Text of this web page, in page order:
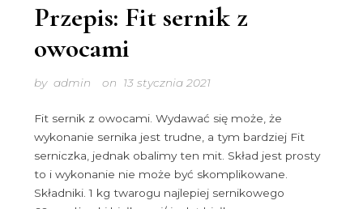
Przepis: Fit sernik z
owocami
by admin on 13 stycznia 2021
Fit sernik z owocami. Wydawać się może, że
wykonanie sernika jest trudne, a tym bardziej Fit
serniczka, jednak obalimy ten mit. Skład jest prosty
to i wykonanie nie może być skomplikowane.
Składniki. 1 kg twarogu najlepiej sernikowego